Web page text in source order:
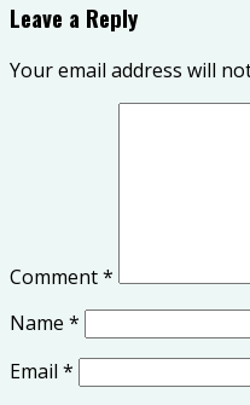
Leave a Reply
Your email address will
Comment*
Name *
Email *